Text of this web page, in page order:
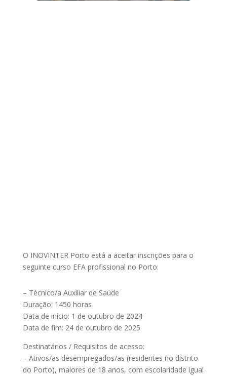
O INOVINTER Porto está a aceitar inscrições para o
seguinte curso EFA profissional no Porto:
– Técnico/a Auxiliar de Saúde
Duração: 1450 horas
Data de início: 1 de outubro de 2024
Data de fim: 24 de outubro de 2025
Destinatários / Requisitos de acesso:
– Ativos/as desempregados/as (residentes no distrito
do Porto), maiores de 18 anos, com escolaridade igual